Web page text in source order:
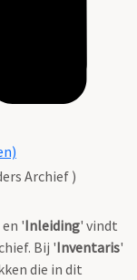
Archief )
en 'Inleiding' vindt
Bij 'Inventaris'
die in dit